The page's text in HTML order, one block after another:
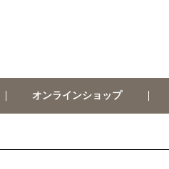
オンラインショップ